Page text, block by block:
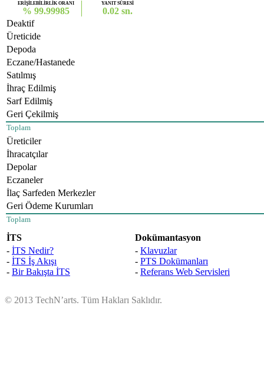
ERİŞİLEBİLİRLİK ORANI
% 99.99985
YANIT SÜRESİ
0.02 sn.
Deaktif
Üreticide
Depoda
Eczane/Hastanede
Satılmış
İhraç Edilmiş
Sarf Edilmiş
Geri Çekilmiş
Toplam
Üreticiler
İhracatçılar
Depolar
Eczaneler
İlaç Sarfeden Merkezler
Geri Ödeme Kurumları
Toplam
İTS
Dokümantasyon
- İTS Nedir?
- İTS İş Akışı
- Bir Bakışta İTS
- Klavuzlar
- PTS Dokümanları
- Referans Web Servisleri
© 2013 TechN’arts. Tüm Hakları Saklıdır.